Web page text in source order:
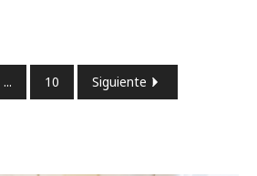
... 10 Siguiente